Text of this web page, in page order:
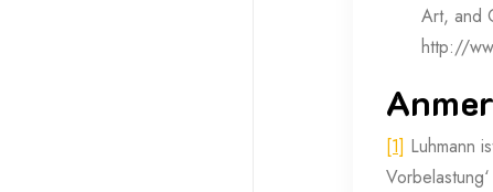
Art, and
http://
[1] Luhmann